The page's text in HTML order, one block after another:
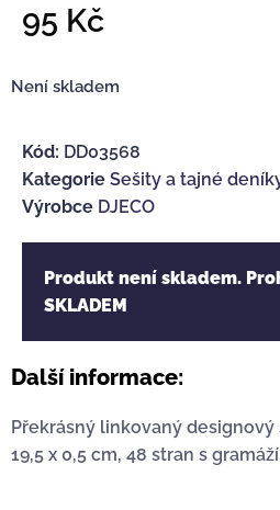
95 Kč
Není skladem
Kód: DD03568
Kategorie Sešity a tajné
Výrobce DJECO
Produkt není skladem.
SKLADEM
Další informace:
Překrásný linkovaný designový
19,5 x 0,5 cm, 48 stran s